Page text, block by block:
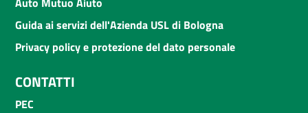
Guida ai servizi dell'Azienda USL di Bologna
Privacy policy e protezione del dato personale
CONTATTI
PEC